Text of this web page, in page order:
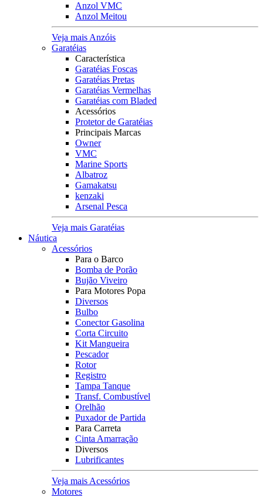
Anzol VMC
Anzol Meitou
Veja mais Anzóis
Garatéias
Característica
Garatéias Foscas
Garatéias Pretas
Garatéias Vermelhas
Garatéias com Bladed
Acessórios
Protetor de Garatéias
Principais Marcas
Owner
VMC
Marine Sports
Albatroz
Gamakatsu
kenzaki
Arsenal Pesca
Veja mais Garatéias
Náutica
Acessórios
Para o Barco
Bomba de Porão
Bujão Viveiro
Para Motores Popa
Diversos
Bulbo
Conector Gasolina
Corta Circuito
Kit Mangueira
Pescador
Rotor
Registro
Tampa Tanque
Transf. Combustível
Orelhão
Puxador de Partida
Para Carreta
Cinta Amarração
Diversos
Lubrificantes
Veja mais Acessórios
Motores